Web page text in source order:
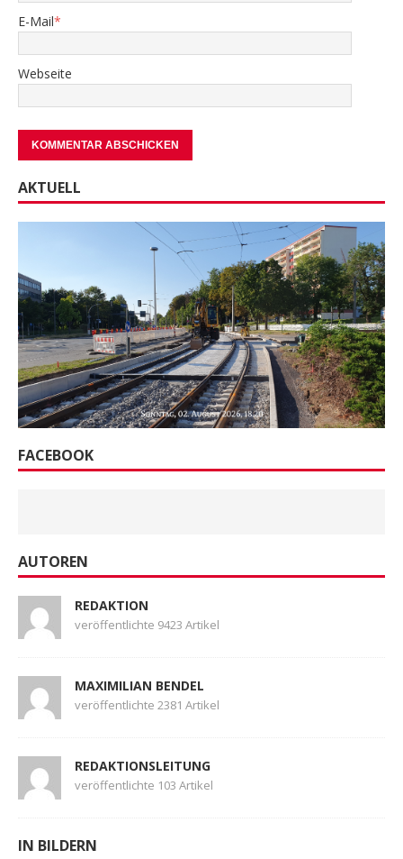
E-Mail*
Webseite
AKTUELL
FACEBOOK
AUTOREN
REDAKTION
veröffentlichte 9423 Artikel
MAXIMILIAN BENDEL
veröffentlichte 2381 Artikel
REDAKTIONSLEITUNG
veröffentlichte 103 Artikel
IN BILDERN